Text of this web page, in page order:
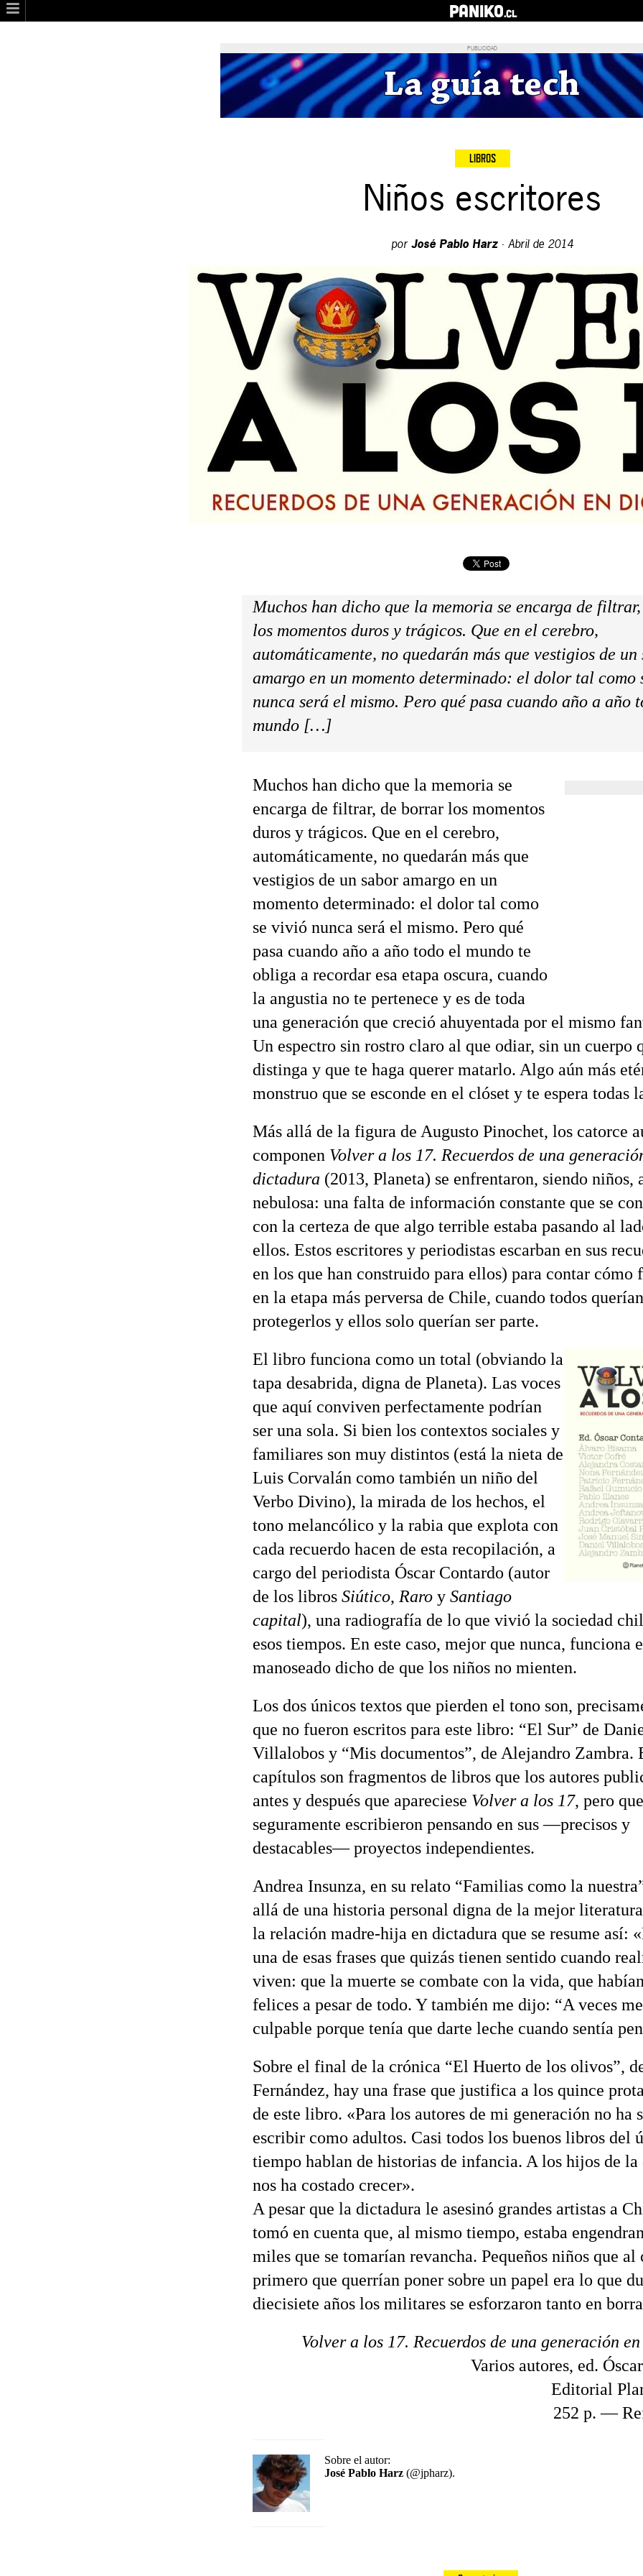
PANIKO.cl
PUBLICIDAD
LIBROS
Niños escritores
porJosé Pablo Harz· Abril de 2014
Muchos han dicho que la memoria se encarga de
los momentos duros y trágicos. Que en el cerebro,
automáticamente, no quedarán más que vestigios de un
amargo en un momento determinado: el dolor tal como
nunca será el mismo. Pero qué pasa cuando año a año
mundo […]
Muchos han dicho que la memoria se
encarga de filtrar, de borrar los momentos
duros y trágicos. Que en el cerebro,
automáticamente, no quedarán más que
vestigios de un sabor amargo en un
momento determinado: el dolor tal como
se vivió nunca será el mismo. Pero qué
pasa cuando año a año todo el mundo te
obliga a recordar esa etapa oscura, cuando
la angustia no te pertenece y es de toda
una generación que creció ahuyentada por el mismo
Un espectro sin rostro claro al que odiar, sin un cuerpo
distinga y que te haga querer matarlo. Algo aún más
monstruo que se esconde en el clóset y te espera todas
Más allá de la figura de Augusto Pinochet, los catorce
componen Volver a los 17. Recuerdos de una
dictadura (2013, Planeta) se enfrentaron, siendo niños,
nebulosa: una falta de información constante que se
con la certeza de que algo terrible estaba pasando al
ellos. Estos escritores y periodistas escarban en sus
en los que han construido para ellos) para contar cómo
en la etapa más perversa de Chile, cuando todos querían
protegerlos y ellos solo querían ser parte.
El libro funciona como un total (obviando la
tapa desabrida, digna de Planeta). Las voces
que aquí conviven perfectamente podrían
ser una sola. Si bien los contextos sociales y
familiares son muy distintos (está la nieta de
Luis Corvalán como también un niño del
Verbo Divino), la mirada de los hechos, el
tono melancólico y la rabia que explota con
cada recuerdo hacen de esta recopilación, a
cargo del periodista Óscar Contardo (autor
de los libros Siútico, Raro y Santiago
capital), una radiografía de lo que vivió la sociedad
esos tiempos. En este caso, mejor que nunca, funciona
manoseado dicho de que los niños no mienten.
Los dos únicos textos que pierden el tono son,
que no fueron escritos para este libro: “El Sur” de
Villalobos y “Mis documentos”, de Alejandro Zambra.
capítulos son fragmentos de libros que los autores
antes y después que apareciese Volver a los 17, pero que
seguramente escribieron pensando en sus —precisos y
destacables— proyectos independientes.
Andrea Insunza, en su relato “Familias como la
allá de una historia personal digna de la mejor
la relación madre-hija en dictadura que se resume así:
una de esas frases que quizás tienen sentido cuando
viven: que la muerte se combate con la vida, que
felices a pesar de todo. Y también me dijo: “A veces
culpable porque tenía que darte leche cuando sentía
Sobre el final de la crónica “El Huerto de los olivos”,
Fernández, hay una frase que justifica a los quince
de este libro. «Para los autores de mi generación no ha
escribir como adultos. Casi todos los buenos libros del
tiempo hablan de historias de infancia. A los hijos de la
nos ha costado crecer».
A pesar que la dictadura le asesinó grandes artistas a
tomó en cuenta que, al mismo tiempo, estaba
miles que se tomarían revancha. Pequeños niños que al
primero que querrían poner sobre un papel era lo que
diecisiete años los militares se esforzaron tanto en
Volver a los 17. Recuerdos de una generación
Varios autores, ed.
Editorial
252 p. —
Sobre el autor:
José Pablo Harz (@jpharz).